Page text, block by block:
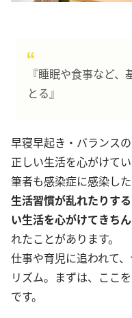
『睡眠や食事など
とる』
早寝早起き・バランス
正しい生活を心がけて
筆者も感染症に感染し
生活習慣が乱れたりす
い生活を心がけてきち
れたことがあります。
仕事や育児に追われて
リズム。まずは、ここ
です。